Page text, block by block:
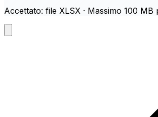
Accettato: file XLSX · Massimo 100 MB